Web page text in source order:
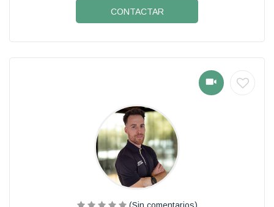
CONTACTAR
(Sin comentarios)